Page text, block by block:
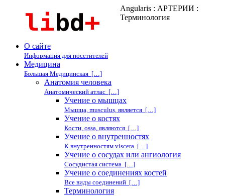
Angularis : АРТЕРИИ :
Терминология
О сайте
Информация для посетителей
Медицина
Большая Медицинская […]
Анатомия человека
Анатомический атлас […]
Учение о мышцах
Мышца, musculus, является […]
Учение о костях
Кости, ossa, являются […]
Учение о внутренностях
К внутренностям viscera […]
Учение о сосудах или ангиология
Сосудистая система […]
Учение о соединениях костей
Все виды соединений […]
Терминология